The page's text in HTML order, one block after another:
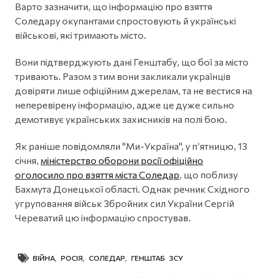
Варто зазначити, що інформацію про взяття
Соледару окупантами спростовують й українські
військові, які тримають місто.
Вони підтверджують дані Генштабу, що бої за місто
тривають. Разом з тим вони закликали українців
довіряти лише офіційним джерелам, та не вестися на
неперевірену інформацію, адже це дуже сильно
демотивує українських захисників на полі бою.
Як раніше повідомляли "Ми-Україна", у п’ятницю, 13
січня, міністерство оборони росії офіційно
оголосило про взяття міста Соледар, що поблизу
Бахмута Донецької області. Однак речник Східного
угруповання військ Збройних сил України Сергій
Череватий цю інформацію спростував.
ВІЙНА, РОСІЯ, СОЛЕДАР, ГЕНШТАБ ЗСУ